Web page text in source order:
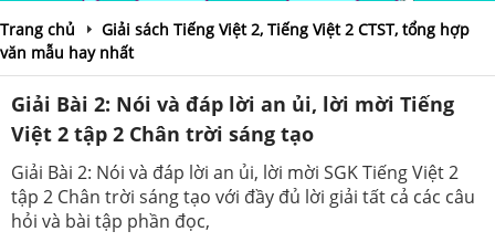
Trang chủ
Giải sách Tiếng Việt 2, Tiếng Việt 2 CTST, tổng hợp
văn mẫu hay nhất
Giải Bài 2: Nói và đáp lời an ủi, lời mời Tiếng
Việt 2 tập 2 Chân trời sáng tạo
Giải Bài 2: Nói và đáp lời an ủi, lời mời SGK Tiếng Việt 2
tập 2 Chân trời sáng tạo với đầy đủ lời giải tất cả các câu
hỏi và bài tập phần đọc,